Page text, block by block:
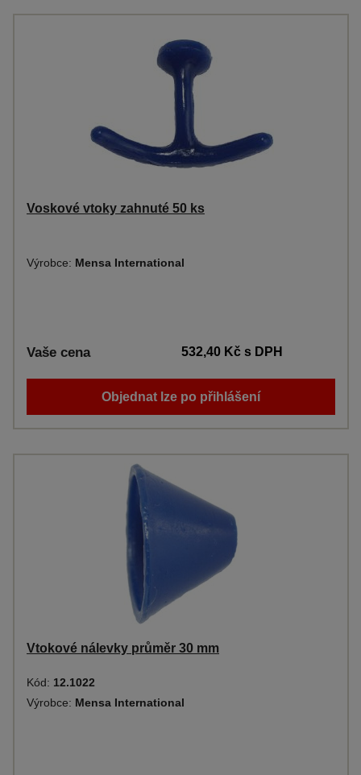
Voskové vtoky zahnuté 50 ks
Výrobce: Mensa International
Vaše cena 532,40 Kčs DPH
Objednat lze po přihlášení
Vtokové nálevky průměr 30 mm
Kód: 12.1022
Výrobce: Mensa International